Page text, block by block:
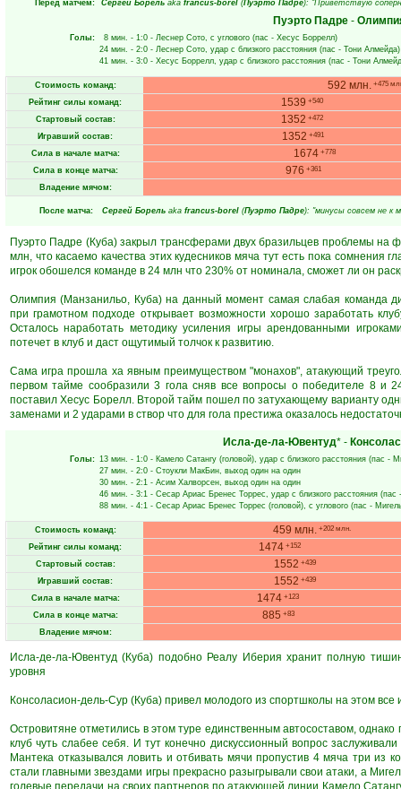
Перед матчем: Сергей Борель aka francus-borel (Пуэрто Падре): "Приветствую
Пуэрто Падре -
Голы: 8 мин. - 1:0 - Леснер Сото, с углового (пас - Хесус Боррелл)
24 мин. - 2:0 - Леснер Сото, удар с близкого расстояния (пас - Тони Алмейда)
41 мин. - 3:0 - Хесус Боррелл, удар с близкого расстояния (пас - Тони
Стоимость команд: 592 млн. +475
Рейтинг силы команд: 1539 +540
Стартовый состав: 1352 +472
Игравший состав: 1352 +491
Сила в начале матча: 1674 +778
Сила в конце матча: 976 +361
Владение мячом:
После матча: Сергей Борель aka francus-borel (Пуэрто Падре): "минусы совсем не к
Пуэрто Падре (Куба) закрыл трансферами двух бразильцев проблемы на
млн, что касаемо качества этих кудесников мяча тут есть пока
игрок обошелся команде в 24 млн что 230% от номинала, сможет ли он
Олимпия (Манзанильо, Куба) на данный момент самая слабая команда
при грамотном подходе открывает возможности хорошо заработать
Осталось наработать методику усиления игры арендованными
потечет в клуб и даст ощутимый толчок к развитию.
Сама игра прошла ха явным преимуществом "монахов", атакующий
первом тайме сообразили 3 гола сняв все вопросы о победителе 8 и
поставил Хесус Борелл. Второй тайм пошел по затухающему варианту
заменами и 2 ударами в створ что для гола престижа оказалось
Исла-де-ла-Ювентуд* -
Голы: 13 мин. - 1:0 - Камело Сатангу (головой), удар с близкого расстояния (пас -
27 мин. - 2:0 - Стоукли МакБин, выход один на один
30 мин. - 2:1 - Асим Халворсен, выход один на один
46 мин. - 3:1 - Сесар Ариас Бренес Торрес, удар с близкого расстояния (пас
88 мин. - 4:1 - Сесар Ариас Бренес Торрес (головой), с углового (пас -
Стоимость команд: 459 млн. +202 млн.
Рейтинг силы команд: 1474 +152
Стартовый состав: 1552 +439
Игравший состав: 1552 +439
Сила в начале матча: 1474 +123
Сила в конце матча: 885 +83
Владение мячом:
Исла-де-ла-Ювентуд (Куба) подобно Реалу Иберия хранит полную
уровня
Консоласион-дель-Сур (Куба) привел молодого из спортшколы на этом все
Островитяне отметились в этом туре единственным автосоставом,
клуб чуть слабее себя. И тут конечно дискуссионный вопрос
Мантека отказывался ловить и отбивать мячи пропустив 4 мяча три
стали главными звездами игры прекрасно разыгрывали свои атаки, а
голевые передачи на своих партнеров по атакующей линии Камело